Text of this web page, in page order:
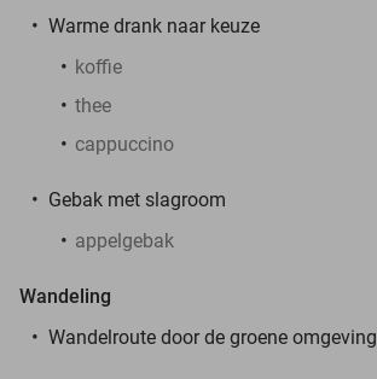
Warme drank naar keuze
koffie
thee
cappuccino
Gebak met slagroom
appelgebak
Wandeling
Wandelroute door de groene omgeving